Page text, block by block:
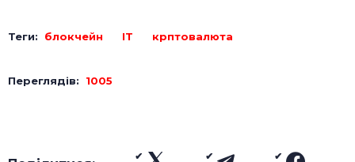
Теги: блокчейн ІТ крптовалюта
Переглядів: 1005